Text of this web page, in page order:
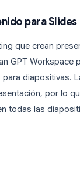
para Slides
que crean
GPT Workspace
diapositivas.
por lo
todas las